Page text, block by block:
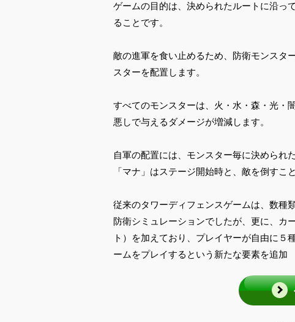
ゲームの目的は、決められたルートに沿っ
ることです。
敵の進軍を食い止めるため、防衛モンスタ
スターを配置します。
すべてのモンスターは、火・水・森・光・
悪しで与えるダメージが増減します。
自軍の配置には、モンスター毎に決められ
「マナ」はステージ開始時と、敵を倒すこ
従来のタワーディフェンスゲームは、数種
防衛シミュレーションでしたが、更に、カ
ト）を加えており、プレイヤーが自由に
ームをプレイするという新たな要素を追加